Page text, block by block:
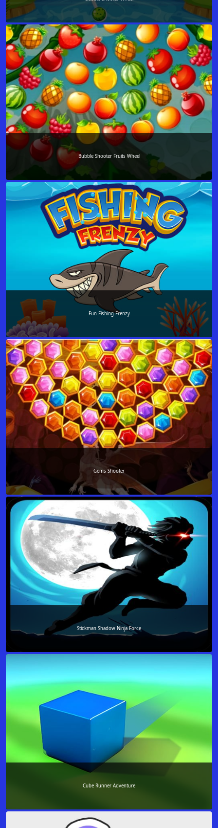
Bubble Shooter Fruits Wheel
Fun Fishing Frenzy
Gems Shooter
Stickman Shadow Ninja Force
Cube Runner Adventure